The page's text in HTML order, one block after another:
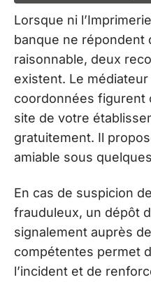
Lorsque ni
banque ne répondent
raisonnable, deux
existent. Le
coordonnées figurent
site de votre
gratuitement. Il
amiable sous
En cas de suspicion
frauduleux, un dépôt
signalement auprès
compétentes permet
l’incident et de